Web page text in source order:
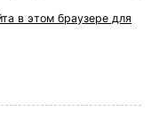
в этом браузере для